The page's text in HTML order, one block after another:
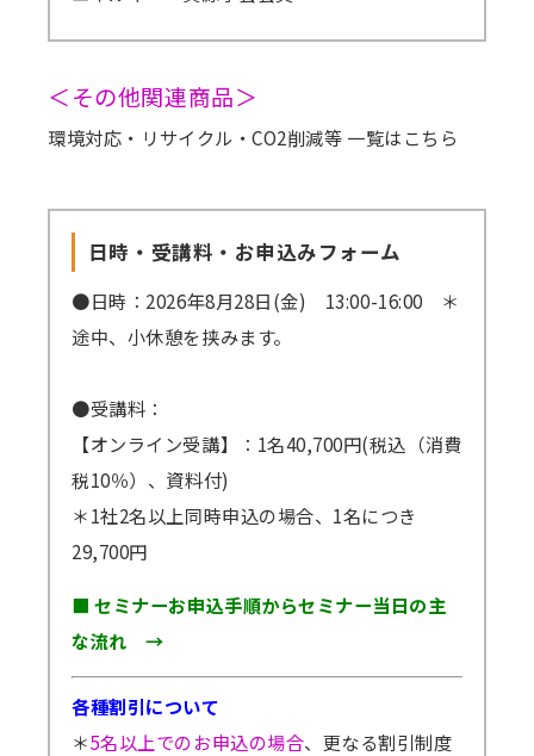
＜その他関連商品＞
環境対応・リサイクル・CO2削減等 一覧はこちら
日時・受講料・お申込みフォーム
●日時：2026年8月28日(金) 13:00-16:00 ＊
途中、小休憩を挟みます。
●受講料：
【オンライン受講】：1名40,700円(税込（消費
税10％）、資料付)
＊1社2名以上同時申込の場合、1名につき
29,700円
■ セミナーお申込手順からセミナー当日の主
な流れ →
各種割引について
＊5名以上でのお申込の場合、更なる割引制度